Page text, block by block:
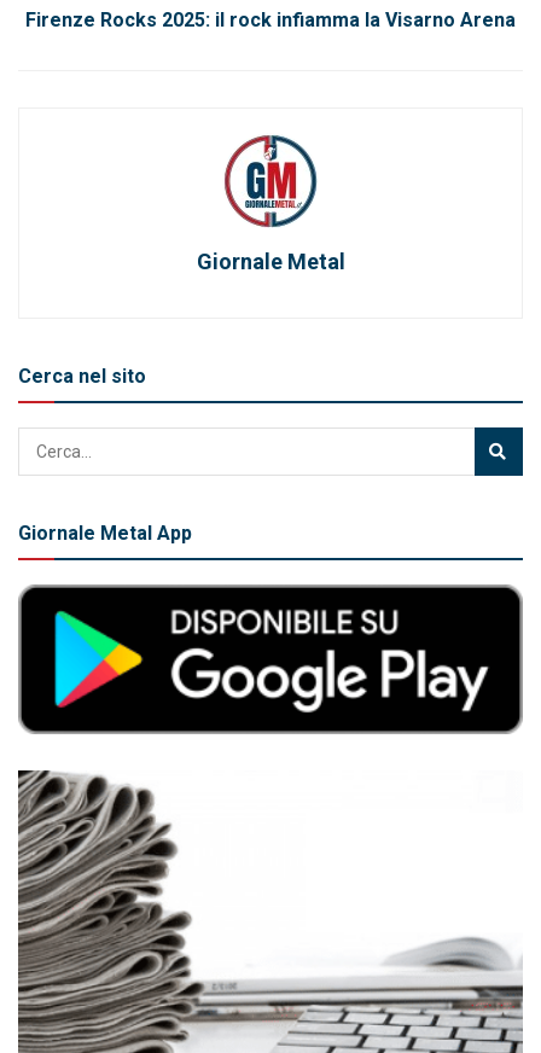
Firenze Rocks 2025: il rock infiamma la Visarno Arena
Giornale Metal
Cerca nel sito
Giornale Metal App